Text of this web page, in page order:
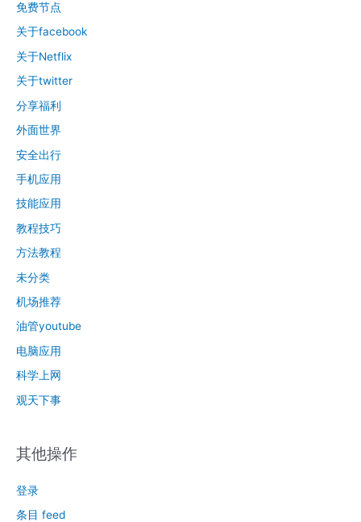
免费节点
关于facebook
关于Netflix
关于twitter
分享福利
外面世界
安全出行
手机应用
技能应用
教程技巧
方法教程
未分类
机场推荐
油管youtube
电脑应用
科学上网
观天下事
其他操作
登录
条目 feed